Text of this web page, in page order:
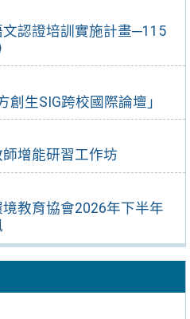
認證培訓實施計畫─115
生SIG跨校國際論壇」
增能研習工作坊
教育協會2026年下半年